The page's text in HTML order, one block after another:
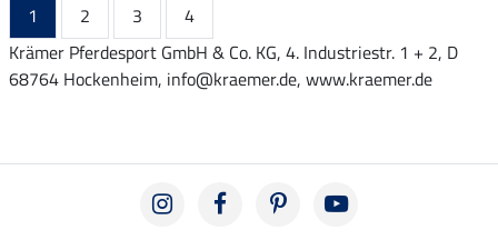
1 2 3
4
Krämer Pferdesport GmbH & Co. KG, 4. Industriestr. 1 + 2, D
68764 Hockenheim, info@kraemer.de, www.kraemer.de